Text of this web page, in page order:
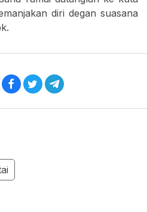
diri degan suasana